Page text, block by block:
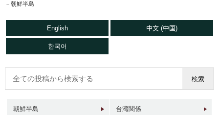
東京 日本橋 北京 前門 台北 衡陽路 ソウル 南大門
－朝鮮半島
English 中文 (中国)
한국어
朝鮮半島 台湾関係